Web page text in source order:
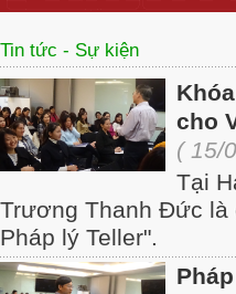
Tin tức - Sự kiện
cho
( 15/
Tại
Trương Thanh Đức là
Pháp lý Teller".